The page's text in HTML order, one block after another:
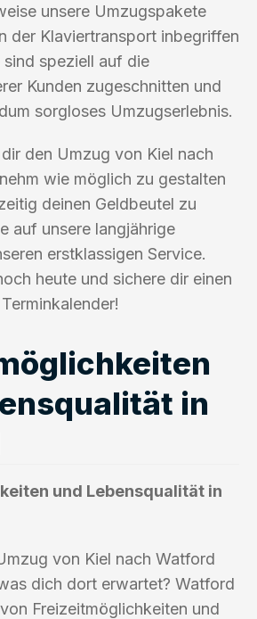
unsere Umzugspakete
der Klaviertransport inbegriffen
speziell auf die
Kunden zugeschnitten und
sorgloses Umzugserlebnis.
den Umzug von Kiel nach
wie möglich zu gestalten
deinen Geldbeutel zu
auf unsere langjährige
erstklassigen Service.
heute und sichere dir einen
in
und Lebensqualität in
von Kiel nach Watford
dich dort erwartet? Watford
Freizeitmöglichkeiten und